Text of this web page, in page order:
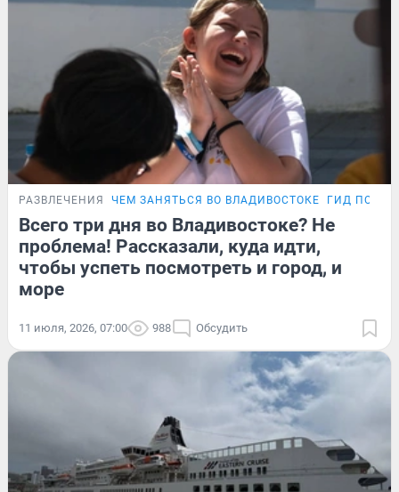
РАЗВЛЕЧЕНИЯ ЧЕМ ЗАНЯТЬСЯ ВО ВЛАДИВОСТОКЕ ГИД ПО
Всего три дня во Владивостоке? Не
проблема! Рассказали, куда идти,
чтобы успеть посмотреть и город, и
море
11 июля, 2026, 07:00 988 Обсудить